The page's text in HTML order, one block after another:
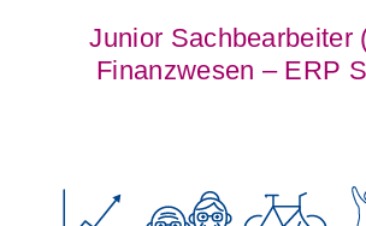
Junior Sachbearbeiter
Finanzwesen – ERP